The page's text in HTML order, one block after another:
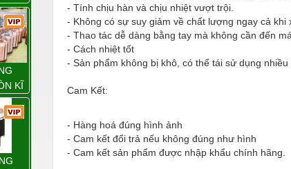
KĨ
- Tính chịu hàn và chịu nhiệt vượt trội.
- Không có sự suy giảm về chất lượng ngay cả
- Thao tác dễ dàng bằng tay mà không cần đến
- Cách nhiệt tốt
- Sản phẩm không bị khô, có thể tái sử dụng
Cam Kết:
- Hàng hoá đúng hình ảnh
- Cam kết đổi trả nếu không đúng như hình
- Cam kết sản phẩm được nhập khẩu chính hãng.